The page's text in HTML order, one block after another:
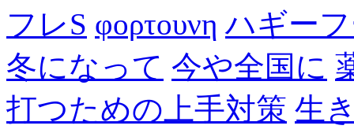
フレS φορτουνη ハギー
冬になって 今や全国に
打つための上手対策 生